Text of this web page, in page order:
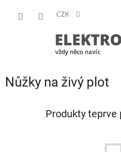
CZK
Nůžky na živý plot
Produkty teprve